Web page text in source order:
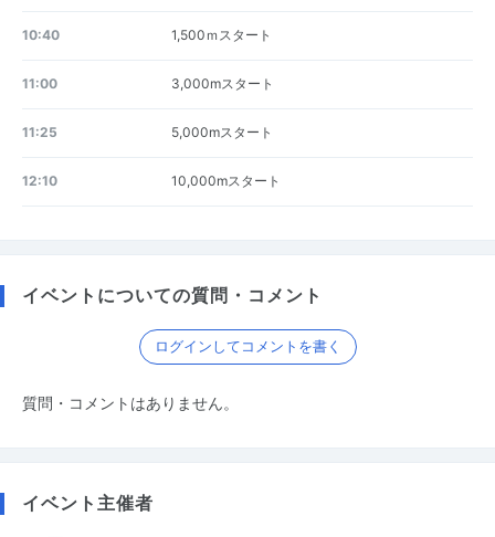
10:40 1,500ｍスタート
11:00 3,000mスタート
11:25 5,000mスタート
12:10 10,000mスタート
イベントについての質問・コメント
ログインしてコメントを書く
質問・コメントはありません。
イベント主催者